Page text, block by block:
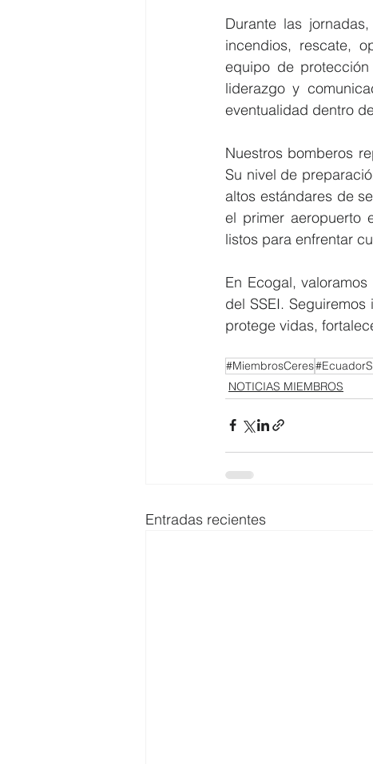
Durante las
incendios, rescate,
equipo de
liderazgo y
eventualidad dentro
Nuestros bomberos
Su nivel de
altos estándares de
el primer aeropuerto
listos para enfrentar
En Ecogal,
del SSEI.
protege vidas,
#MiembrosCeres
NOTICIAS MIEMBROS
Entradas recientes